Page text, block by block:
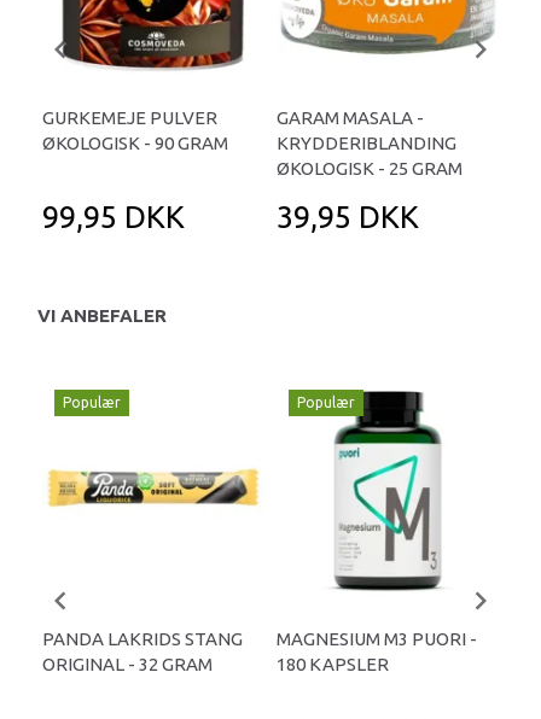
GURKEMEJE PULVER
ØKOLOGISK - 90 GRAM
99,95 DKK
GARAM MASALA -
KRYDDERIBLANDING
ØKOLOGISK - 25 GRAM
39,95 DKK
VI ANBEFALER
Populær
PANDA LAKRIDS STANG
ORIGINAL - 32 GRAM
Populær
MAGNESIUM M3 PUORI -
180 KAPSLER